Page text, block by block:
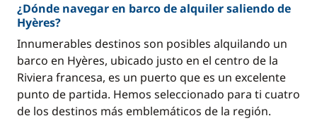
¿Dónde navegar en barco de alquiler saliendo de
Hyères?
Innumerables destinos son posibles alquilando un
barco en Hyères, ubicado justo en el centro de la
Riviera francesa, es un puerto que es un excelente
punto de partida. Hemos seleccionado para ti cuatro
de los destinos más emblemáticos de la región.